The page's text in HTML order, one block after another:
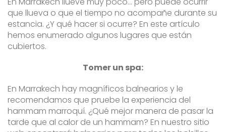
que llueva o que el tiempo no acompañe durante su
estancia. ¿Y qué hacer si ocurre? En este artículo
hemos enumerado algunos lugares que están
cubiertos.
Tomer un spa:
En Marrakech hay magníficos balnearios y le
recomendamos que pruebe la experiencia del
hammam marroquí. ¿Qué mejor manera de pasar la
tarde que al calor de un hammam? En nuestro sitio